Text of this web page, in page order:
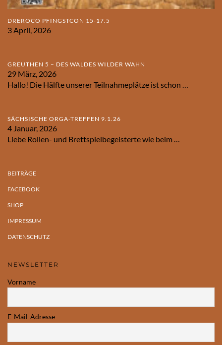
DREROCO PFINGSTCON 15-17.5
3 April, 2026
GREUTHEN 5 – DES WALDES WILDER WAHN
29 März, 2026
Hallo! Die Hälfte unserer Teilnahmeplätze ist schon
SÄCHSISCHE ORGA-TREFFEN 9.1.26
4 Januar, 2026
Liebe Rollen- und Brettspielbegeisterte wie beim
BEITRÄGE
FACEBOOK
SHOP
IMPRESSUM
DATENSCHUTZ
NEWSLETTER
Vorname
E-Mail-Adresse